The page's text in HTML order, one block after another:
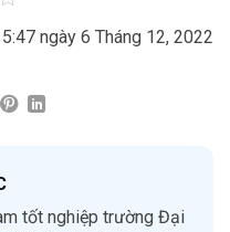
ngày 6 Tháng 12, 2022
tốt nghiệp trường Đại